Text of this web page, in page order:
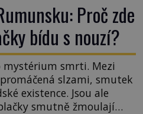
Proč zde
bídu s nouzí?
smrti. Mezi
slzami, smutek
existence. Jsou ale
smutně žmoulají